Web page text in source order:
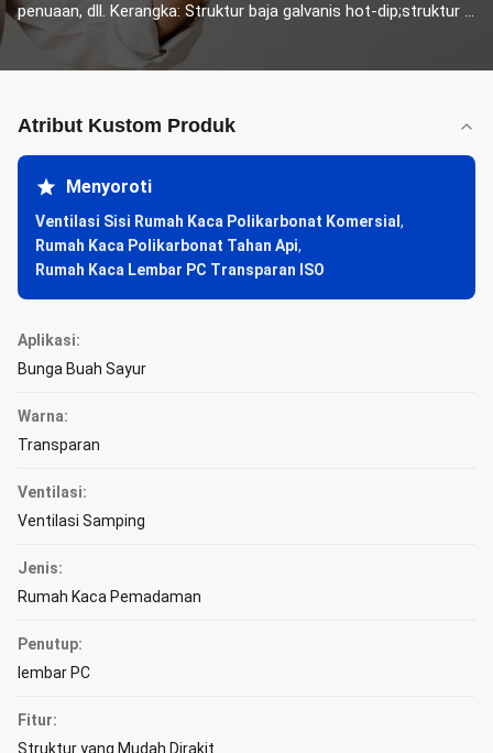
penuaan, dll. Kerangka: Struktur baja galvanis hot-dip;struktur ...
Atribut Kustom Produk
Menyoroti
Ventilasi Sisi Rumah Kaca Polikarbonat Komersial ,
Rumah Kaca Polikarbonat Tahan Api,
Rumah Kaca Lembar PC Transparan ISO
Aplikasi:
Bunga Buah Sayur
Warna:
Transparan
Ventilasi:
Ventilasi Samping
Jenis:
Rumah Kaca Pemadaman
Penutup:
lembar PC
Fitur:
Struktur yang Mudah Dirakit